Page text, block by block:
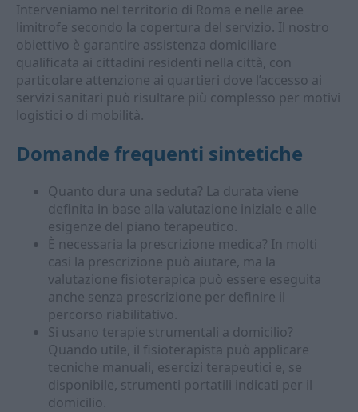
Interveniamo nel territorio di Roma e nelle aree
limitrofe secondo la copertura del servizio. Il nostro
obiettivo è garantire assistenza domiciliare
qualificata ai cittadini residenti nella città, con
particolare attenzione ai quartieri dove l’accesso ai
servizi sanitari può risultare più complesso per motivi
logistici o di mobilità.
Domande frequenti sintetiche
Quanto dura una seduta? La durata viene
definita in base alla valutazione iniziale e alle
esigenze del piano terapeutico.
È necessaria la prescrizione medica? In molti
casi la prescrizione può aiutare, ma la
valutazione fisioterapica può essere eseguita
anche senza prescrizione per definire il
percorso riabilitativo.
Si usano terapie strumentali a domicilio?
Quando utile, il fisioterapista può applicare
tecniche manuali, esercizi terapeutici e, se
disponibile, strumenti portatili indicati per il
domicilio.